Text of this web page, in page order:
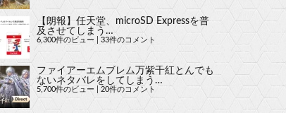
【朗報】任天堂、microSD Expressを普
及させてしまう…
6,300件のビュー 33件のコメント
ファイアーエムブレム万紫千紅とんでも
ないネタバレをしてしまう…
5,700件のビュー 20件のコメント